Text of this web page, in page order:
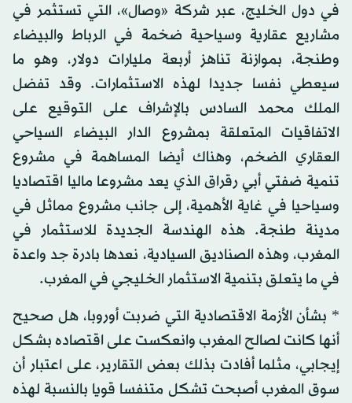
في دول الخليج، عبر شركة «وصال»، التي تستثمر في
مشاريع عقارية وسياحية ضخمة في الرباط والبيضاء
وطنجة، بموازنة تناهز أربعة مليارات دولار، وهو ما
سيعطي نفسا جديدا لهذه الاستثمارات. وقد تفضل
الملك محمد السادس بالإشراف على التوقيع على
الاتفاقيات المتعلقة بمشروع الدار البيضاء السياحي
العقاري الضخم، وهناك أيضا المساهمة في مشروع
تنمية ضفتي أبي رقراق الذي يعد مشروعا ماليا اقتصاديا
وسياحيا في غاية الأهمية، إلى جانب مشروع مماثل في
مدينة طنجة. هذه الهندسة الجديدة للاستثمار في
المغرب، وهذه الصناديق السيادية، نعدها بادرة جد واعدة
في ما يتعلق بتنمية الاستثمار الخليجي في المغرب.
* بشأن الأزمة الاقتصادية التي ضربت أوروبا، هل صحيح
أنها كانت لصالح المغرب وانعكست على اقتصاده بشكل
إيجابي، مثلما أفادت بذلك بعض التقارير، على اعتبار أن
سوق المغرب أصبحت تشكل متنفسا قويا بالنسبة لهذه